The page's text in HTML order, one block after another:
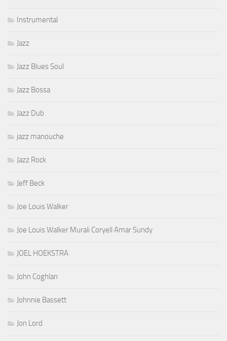
Instrumental
Jazz
Jazz Blues Soul
Jazz Bossa
Jazz Dub
jazz manouche
Jazz Rock
Jeff Beck
Joe Louis Walker
Joe Louis Walker Murali Coryell Amar Sundy
JOEL HOEKSTRA
John Coghlan
Johnnie Bassett
Jon Lord